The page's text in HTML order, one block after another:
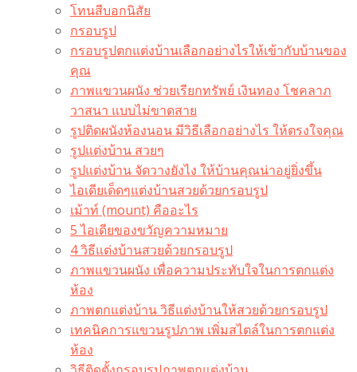
โทนสีบอกนิสัย
กรอบรูป
กรอบรูปตกแต่งบ้านเลือกอย่างไรให้เข้ากับบ้านของ
คุณ
ภาพแขวนผนัง ช่วยเรียกทรัพย์ เงินทอง โชคลาภ
วาสนา แบบไม่ขาดสาย
รูปติดผนังห้องนอน มีวิธีเลือกอย่างไร ให้ตรงใจคุณ
รูปแต่งบ้าน สวยๆ
รูปแต่งบ้าน จัดวางยังไง ให้บ้านคุณน่าอยู่ยิ่งขึ้น
ไอเดียเด็ดๆแต่งบ้านสวยด้วยกรอบรูป
เม้าท์ (mount) คืออะไร​
5 ไอเดียของขวัญความหมาย
4 วิธีแต่งบ้านสวยด้วยกรอบรูป
ภาพแขวนผนัง เพื่อความประทับใจในการตกแต่ง
ห้อง
ภาพตกแต่งบ้าน วิธีแต่งบ้านให้สวยด้วยกรอบรูป
เทคนิคการแขวนรูปภาพ เพิ่มสไตล์ในการตกแต่ง
ห้อง